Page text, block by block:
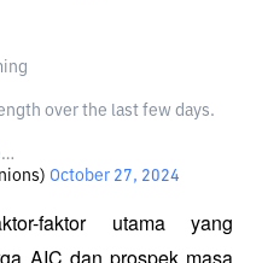
over the last few days.
October 27, 2024
faktor utama yang